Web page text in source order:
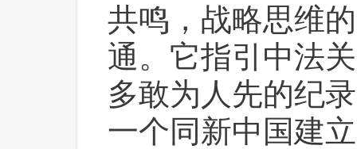
共鸣，战略思维
通。它指引中法
多敢为人先的纪
一个同新中国建